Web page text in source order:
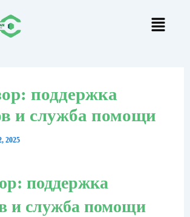
поддержка
и служба помощи
2025
поддержка
и служба помощи